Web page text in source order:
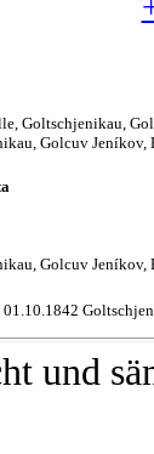
Goltschjenikau,
Golcuv Jeníkov,
Golcuv Jeníkov,
und